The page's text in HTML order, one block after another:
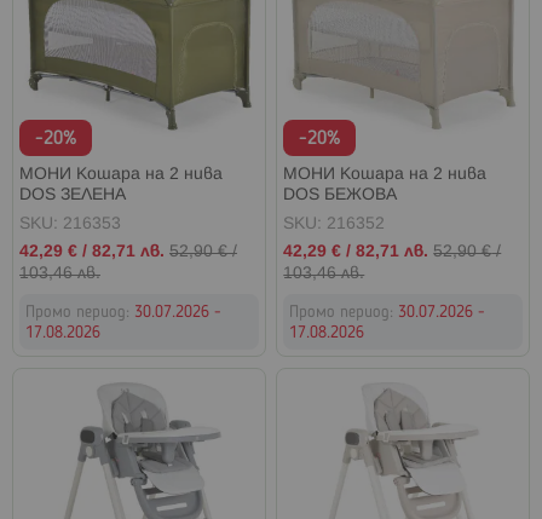
-20%
МОНИ Кошара на 2 нива
DOS ЗЕЛЕНА
SKU: 216353
Промо
цена
42,29 € / 82,71 лв. 52,90 €/
103,46 лв.
Промо период: 30.07.2026 -
17.08.2026
-20%
МОНИ Кошара на 2 нива
DOS БЕЖОВА
SKU: 216352
Промо
цена
42,29 € /82,71 лв. 52,90 €/
103,46 лв.
Промо период: 30.07.2026 -
17.08.2026